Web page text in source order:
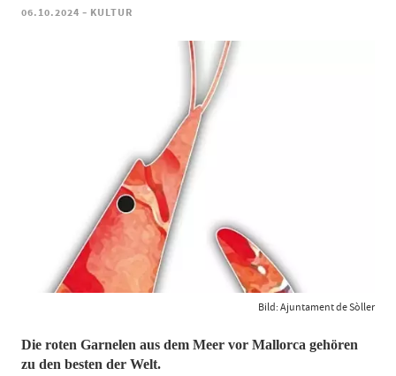
06.10.2024 - KULTUR
Bild: Ajuntament de Sòller
Die roten Garnelen aus dem Meer vor Mallorca gehören
zu den besten der Welt.